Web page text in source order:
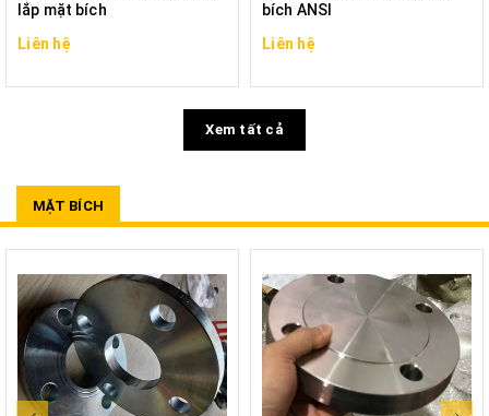
lắp mặt bích
Liên hệ
bích ANSI
Liên hệ
Xem tất cả
MẶT BÍCH